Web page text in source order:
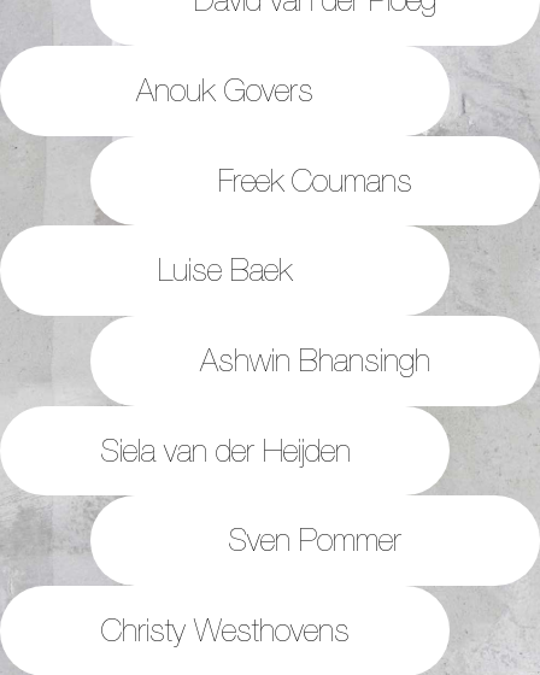
Anouk Govers
Freek Coumans
Luise Baek
Ashwin Bhansingh
Siela van der Heijden
Sven Pommer
Christy Westhovens